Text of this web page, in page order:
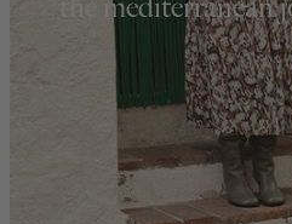
the mediterranean